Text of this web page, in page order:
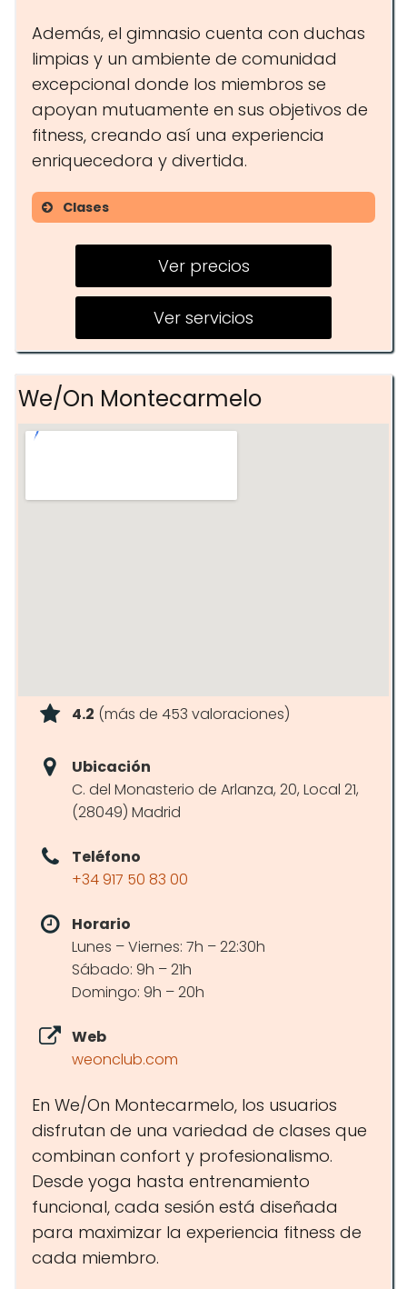
Además, el gimnasio cuenta con duchas
limpias y un ambiente de comunidad
excepcional donde los miembros se
apoyan mutuamente en sus objetivos de
fitness, creando así una experiencia
enriquecedora y divertida.
Clases
Clases de CrossFit
Entrenamiento personal
Programas adaptados a
diferentes niveles
Ver precios
Ver servicios
We/On Montecarmelo
4.2 (más de 453 valoraciones)
Ubicación
C. del Monasterio de Arlanza, 20, Local 21,
(28049) Madrid
Teléfono
+34 917 50 83 00
Horario
Lunes – Viernes: 7h – 22:30h
Sábado: 9h – 21h
Domingo: 9h – 20h
Web
weonclub.com
En We/On Montecarmelo, los usuarios
disfrutan de una variedad de clases que
combinan confort y profesionalismo.
Desde yoga hasta entrenamiento
funcional, cada sesión está diseñada
para maximizar la experiencia fitness de
cada miembro.